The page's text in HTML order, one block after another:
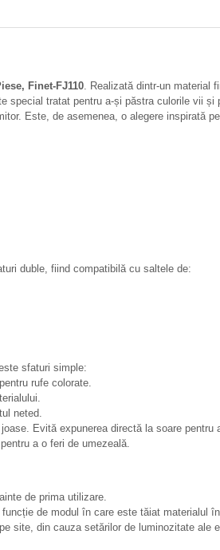
Finet-FJ110. Realizată dintr-un material
special tratat pentru a-și păstra culorile vii
Este, de asemenea, o alegere inspirată
duble, fiind compatibilă cu saltele de:
sfaturi simple:
rufe colorate.
neted.
Evită expunerea directă la soare pentru
a o feri de umezeală.
de prima utilizare.
de modul în care este tăiat materialul
site, din cauza setărilor de luminozitate ale